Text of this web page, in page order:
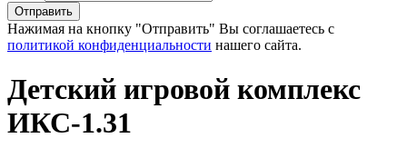
Отправить
Нажимая на кнопку "Отправить" Вы соглашаетесь с
политикой конфиденциальности нашего сайта.
Детский игровой комплекс
ИКС-1.31